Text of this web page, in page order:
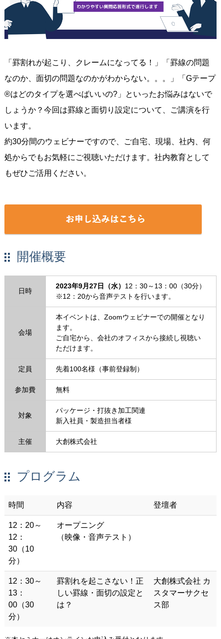
「罫割れが起こり、クレームになってる！」「罫線の問題
なのか、面切の問題なのかがわからない。。。」「Gテープ
®はどのタイプを選べばいいの?」といったお悩みはないで
しょうか？今回は罫線と面切り設定について、ご講演を行
います。
約30分間のウェビナーですので、ご自宅、現場、社内、何
処からでもお気軽にご視聴いただけます。社内教育として
もぜひご活用ください。
開催概要
日時
2023年9月27日（水） 12：30～13：00（30分）
※12：20から音声テストを行います。
会場
本イベントは、Zoomウェビナーでの開催となり
ます。
ご自宅から、会社のオフィスから接続し視聴い
ただけます。
定員 先着100名様（事前登録制）
参加費 無料
対象
パッケージ・打抜き加工関連
新入社員・製造担当者様
主催 大創株式会社
プログラム
時間 内容 登壇者
12：20～
12：
30（10
分）
オープニング
（映像・音声テスト）
12：30～
13：
00（30
分）
罫割れを起こさない！正
しい罫線・面切の設定と
は？
大創株式会社 カ
スタマーサクセ
ス部